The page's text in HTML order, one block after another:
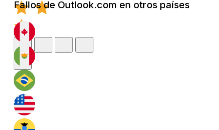
Fallos de Outlook.com en otros países